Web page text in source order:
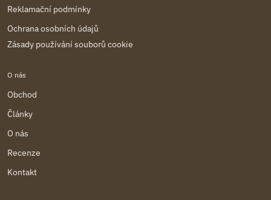
Reklamační podmínky
Ochrana osobních údajů
Zásady používání souborů cookie
O nás
Obchod
Články
O nás
Recenze
Kontakt